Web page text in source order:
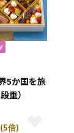
5か国を旅
重）
倍)